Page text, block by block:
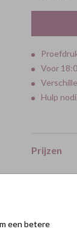
een betere
Voor
Hulp
Prijzen